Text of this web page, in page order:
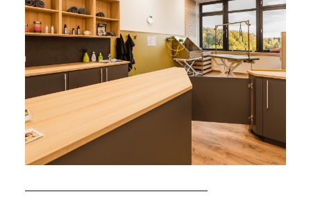
KLEINTIERPRAXIS
SCHWEINEPRAXIS